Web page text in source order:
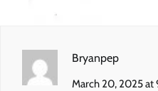
Bryanpep
March 20, 2025 at